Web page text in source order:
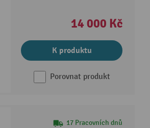
14 000 Kč
K produktu
Porovnat produkt
17 Pracovních dnů